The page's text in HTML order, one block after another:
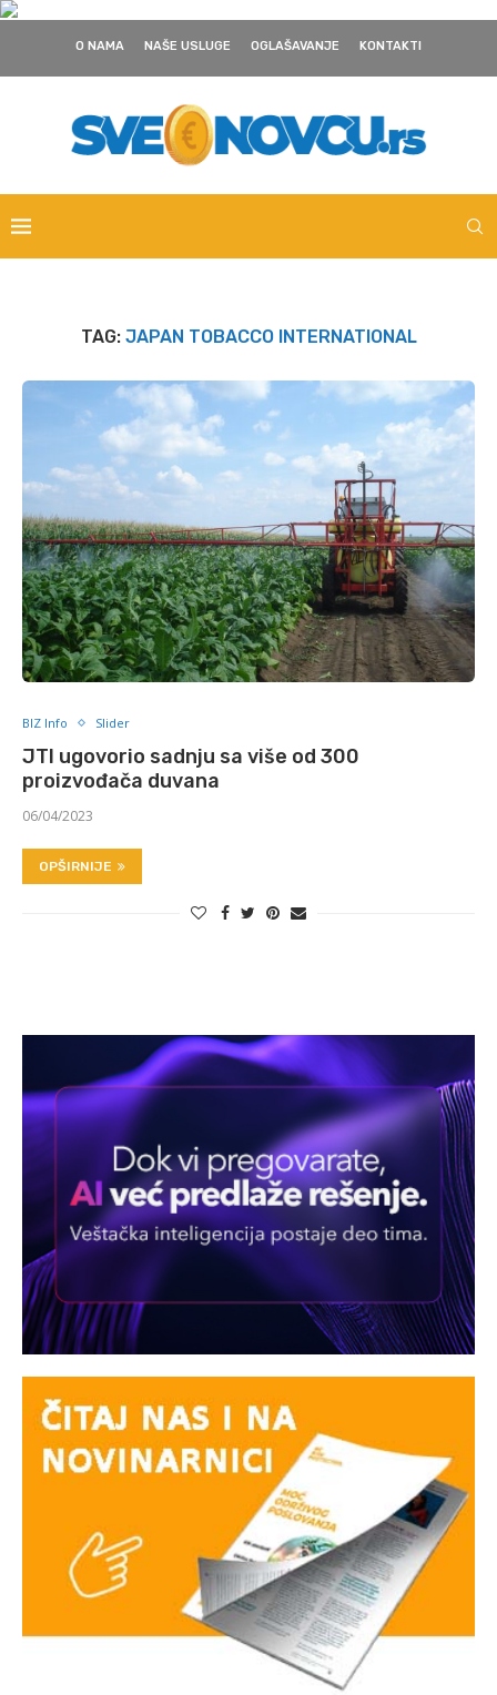
O NAMA NAŠE USLUGE OGLAŠAVANJE KONTAKTI
TAG: JAPAN TOBACCO INTERNATIONAL
BIZ Info Slider
JTI ugovorio sadnju sa više od 300
proizvođača duvana
06/04/2023
OPŠIRNIJE